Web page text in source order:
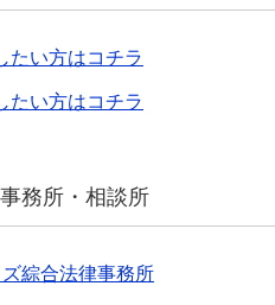
たい方はコチラ
たい方はコチラ
務所・相談所
綜合法律事務所